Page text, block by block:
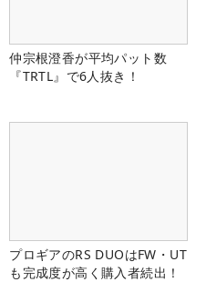
仲宗根澄香が平均パット数
『TRTL』で6人抜き！
プロギアのRS DUOはFW・UT
も完成度が高く購入者続出！